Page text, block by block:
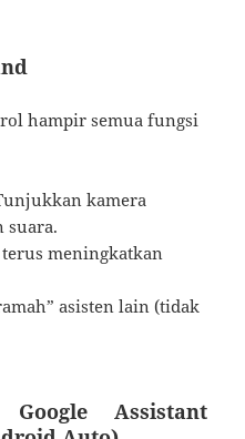
hampir semua fungsi
kamera
suara.
terus meningkatkan
asisten lain (tidak
Assistant